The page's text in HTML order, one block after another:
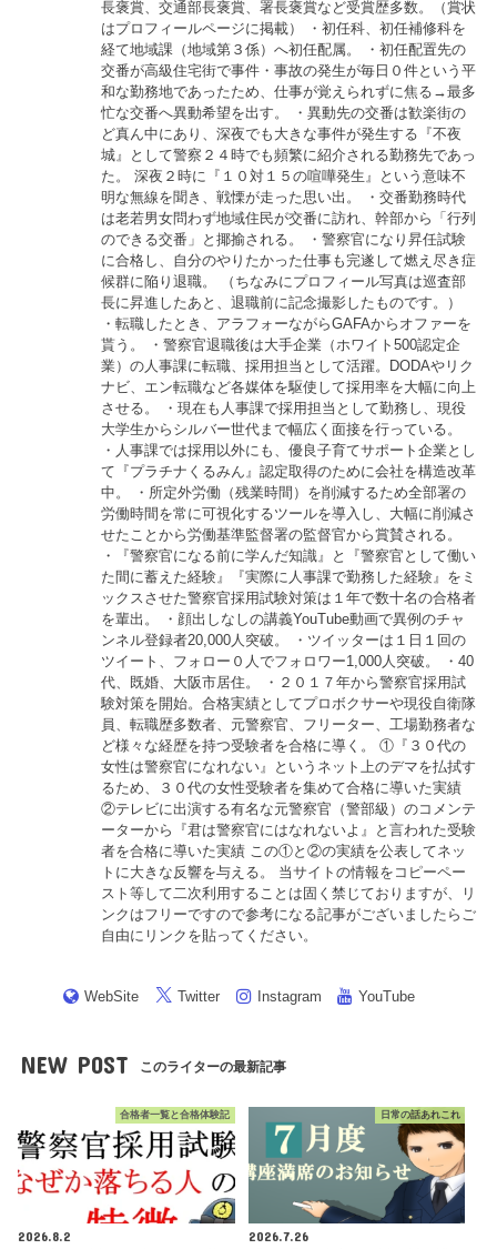
長褒賞、交通部長褒賞、署長褒賞など受賞歴多数。（賞状
はプロフィールページに掲載） ・初任科、初任補修科を
経て地域課（地域第３係）へ初任配属。 ・初任配置先の
交番が高級住宅街で事件・事故の発生が毎日０件という平
和な勤務地であったため、仕事が覚えられずに焦る→最多
忙な交番へ異動希望を出す。 ・異動先の交番は歓楽街の
ど真ん中にあり、深夜でも大きな事件が発生する『不夜
城』として警察２４時でも頻繁に紹介される勤務先であっ
た。 深夜２時に『１０対１５の喧嘩発生』という意味不
明な無線を聞き、戦慄が走った思い出。 ・交番勤務時代
は老若男女問わず地域住民が交番に訪れ、幹部から「行列
のできる交番」と揶揄される。 ・警察官になり昇任試験
に合格し、自分のやりたかった仕事も完遂して燃え尽き症
候群に陥り退職。 （ちなみにプロフィール写真は巡査部
長に昇進したあと、退職前に記念撮影したものです。）
・転職したとき、アラフォーながらGAFAからオファーを
貰う。 ・警察官退職後は大手企業（ホワイト500認定企
業）の人事課に転職、採用担当として活躍。DODAやリク
ナビ、エン転職など各媒体を駆使して採用率を大幅に向上
させる。 ・現在も人事課で採用担当として勤務し、現役
大学生からシルバー世代まで幅広く面接を行っている。
・人事課では採用以外にも、優良子育てサポート企業とし
て『プラチナくるみん』認定取得のために会社を構造改革
中。 ・所定外労働（残業時間）を削減するため全部署の
労働時間を常に可視化するツールを導入し、大幅に削減さ
せたことから労働基準監督署の監督官から賞賛される。
・『警察官になる前に学んだ知識』と『警察官として働い
た間に蓄えた経験』『実際に人事課で勤務した経験』をミ
ックスさせた警察官採用試験対策は１年で数十名の合格者
を輩出。 ・顔出しなしの講義YouTube動画で異例のチャ
ンネル登録者20,000人突破。 ・ツイッターは１日１回の
ツイート、フォロー０人でフォロワー1,000人突破。 ・40
代、既婚、大阪市居住。 ・２０１７年から警察官採用試
験対策を開始。合格実績としてプロボクサーや現役自衛隊
員、転職歴多数者、元警察官、フリーター、工場勤務者な
ど様々な経歴を持つ受験者を合格に導く。 ①『３０代の
女性は警察官になれない』というネット上のデマを払拭す
るため、３０代の女性受験者を集めて合格に導いた実績
②テレビに出演する有名な元警察官（警部級）のコメンテ
ーターから『君は警察官にはなれないよ』と言われた受験
者を合格に導いた実績 この①と②の実績を公表してネッ
トに大きな反響を与える。 当サイトの情報をコピーペー
スト等して二次利用することは固く禁じておりますが、リ
ンクはフリーですので参考になる記事がございましたらご
自由にリンクを貼ってください。
WebSite Twitter Instagram YouTube
NEW POST このライターの最新記事
合格者一覧と合格体験記
2026.8.2
日常の話あれこれ
2026.7.26